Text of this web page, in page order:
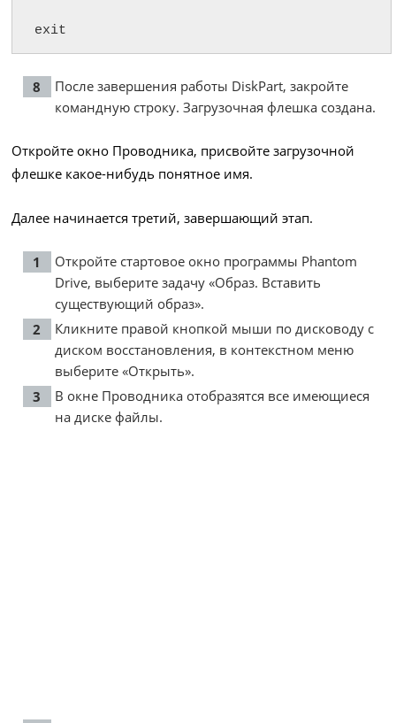
exit
После завершения работы DiskPart, закройте
командную строку. Загрузочная флешка создана.
Откройте окно Проводника, присвойте загрузочной
флешке какое-нибудь понятное имя.
Далее начинается третий, завершающий этап.
Откройте стартовое окно программы Phantom
Drive, выберите задачу «Образ. Вставить
существующий образ».
Кликните правой кнопкой мыши по дисководу с
диском восстановления, в контекстном меню
выберите «Открыть».
В окне Проводника отобразятся все имеющиеся
на диске файлы.